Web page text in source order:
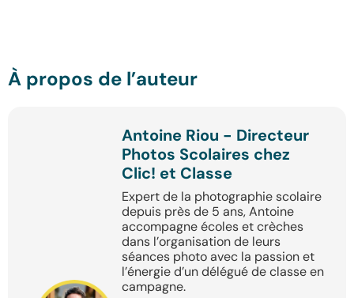
À propos de l’auteur
Antoine Riou - Directeur
Photos Scolaires chez
Clic! et Classe
Expert de la photographie scolaire
depuis près de 5 ans, Antoine
accompagne écoles et crèches
dans l’organisation de leurs
séances photo avec la passion et
l’énergie d’un délégué de classe en
campagne.